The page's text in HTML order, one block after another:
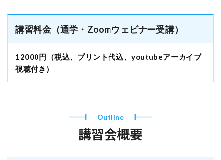
講習料金（通学・Zoomウェビナー受講）
12000円（税込、プリント代込、youtubeアーカイブ
視聴付き）
Outline
講習会概要